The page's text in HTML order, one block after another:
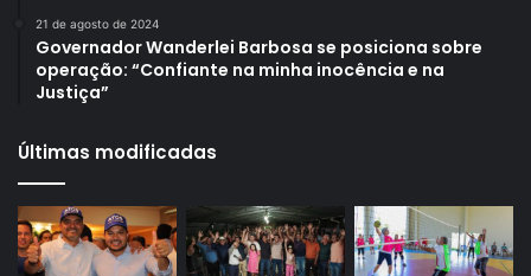
21 de agosto de 2024
Governador Wanderlei Barbosa se posiciona sobre
operação: “Confiante na minha inocência e na
Justiça”
Últimas modificadas